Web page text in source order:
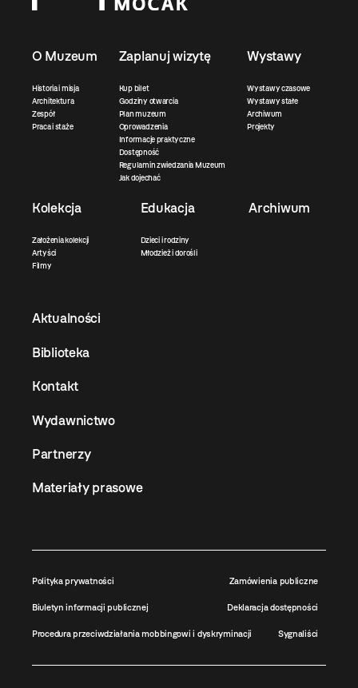
O Muzeum
Historia i misja
Architektura
Zespół
Praca i staże
Zaplanuj wizytę
Kup bilet
Godziny otwarcia
Plan muzeum
Oprowadzenia
Informacje praktyczne
Dostępność
Regulamin zwiedzania Muzeum
Jak dojechać
Wystawy
Wystawy czasowe
Wystawy stałe
Archiwum
Projekty
Kolekcja
Założenia kolekcji
Artyści
Filmy
Edukacja
Dzieci i rodziny
Młodzież i dorośli
Archiwum
Aktualności
Biblioteka
Kontakt
Wydawnictwo
Partnerzy
Materiały prasowe
Polityka prywatności Zamówienia publiczne
Biuletyn informacji publicznej Deklaracja dostępności
Procedura przeciwdziałania mobbingowi i dyskryminacji Sygnaliści